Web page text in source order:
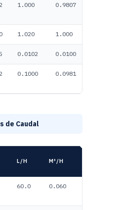
1.000 0.9807
1.020 1.000
0.0102 0.0100
0.1000 0.0981
de Caudal
L/H M³/H
60.0 0.060